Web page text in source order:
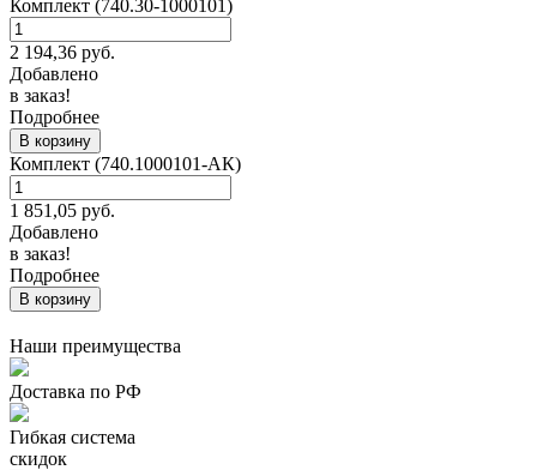
Комплект (740.30-1000101)
2 194,36 руб.
Добавлено
в заказ!
Подробнее
В корзину
Комплект (740.1000101-АК)
1 851,05 руб.
Добавлено
в заказ!
Подробнее
В корзину
Наши преимущества
Доставка по РФ
Гибкая система
скидок